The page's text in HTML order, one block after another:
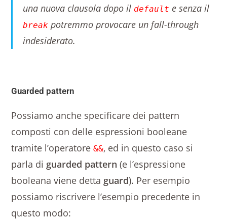
una nuova clausola dopo il default e senza il
break potremmo provocare unfall-through
indesiderato.
Guarded pattern
Possiamo anche specificare dei pattern
composti con delle espressioni booleane
tramite l’operatore&&, ed in questo caso si
parla di guarded pattern(e l’espressione
booleana viene detta guard). Per esempio
possiamo riscrivere l’esempio precedente in
questo modo: